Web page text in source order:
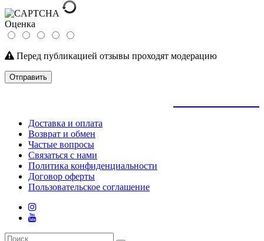
Оценка
Перед публикацией отзывы проходят модерацию
Отправить
Доставка и оплата
Возврат и обмен
Частые вопросы
Связаться с нами
Политика конфиденциальности
Договор оферты
Пользовательское соглашение